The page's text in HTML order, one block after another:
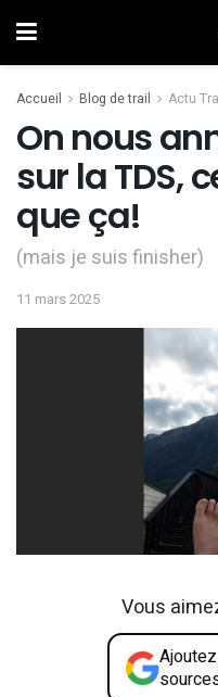
Accueil Blog de trail Actu
On nous
sur la TDS,
que ça!
(mais je suis finisher)
11 mars 2025
Vous